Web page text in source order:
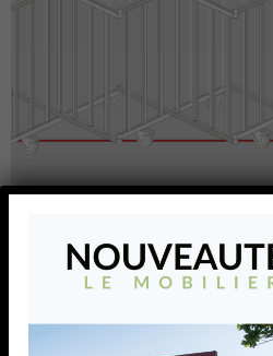
Les barrières
de sécurité